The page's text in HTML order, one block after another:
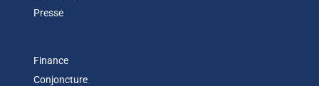
Presse
Finance
Conjoncture